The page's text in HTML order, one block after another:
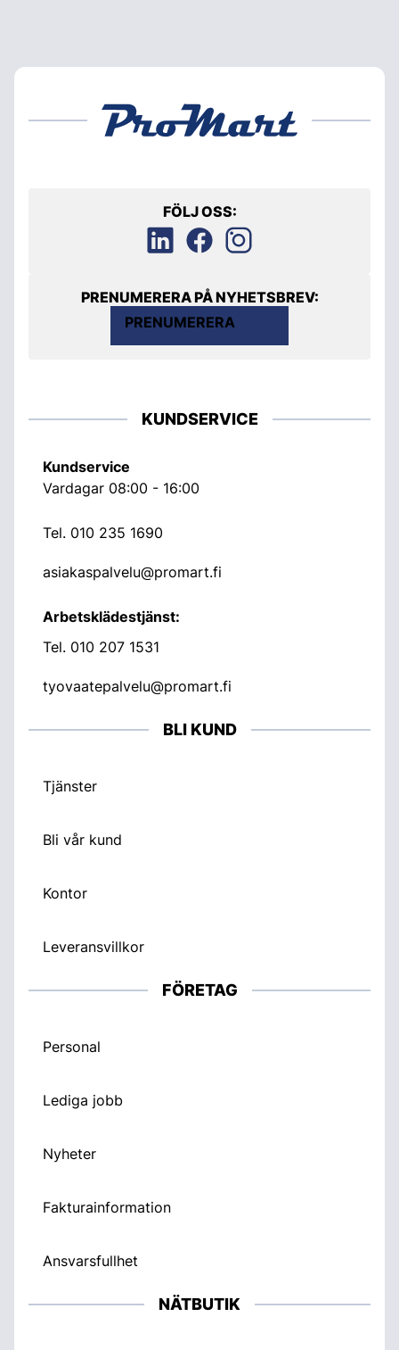
FÖLJ OSS:
PRENUMERERA PÅ NYHETSBREV:
PRENUMERERA
KUNDSERVICE
Kundservice
Vardagar 08:00 - 16:00
Tel. 010 235 1690
asiakaspalvelu@promart.fi
Arbetsklädestjänst:
Tel. 010 207 1531
tyovaatepalvelu@promart.fi
BLI KUND
Tjänster
Bli vår kund
Kontor
Leveransvillkor
FÖRETAG
Personal
Lediga jobb
Nyheter
Fakturainformation
Ansvarsfullhet
NÄTBUTIK